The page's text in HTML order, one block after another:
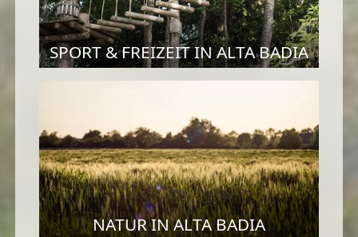
SPORT & FREIZEIT IN ALTA BADIA
NATUR IN ALTA BADIA